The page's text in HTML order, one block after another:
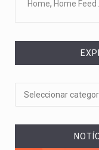
Home, Home